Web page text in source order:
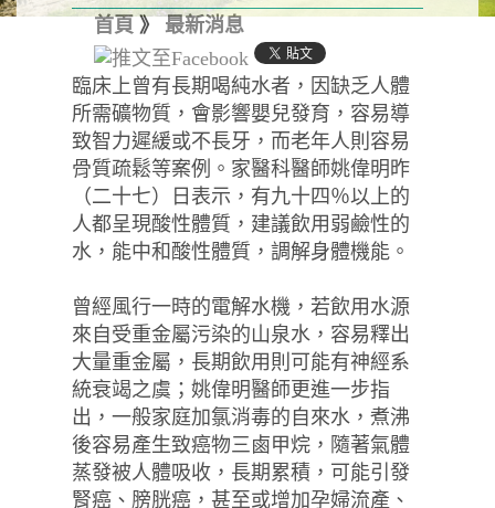
首頁 》 最新消息
臨床上曾有長期喝純水者，因缺乏人體
所需礦物質，會影響嬰兒發育，容易導
致智力遲緩或不長牙，而老年人則容易
骨質疏鬆等案例。家醫科醫師姚偉明昨
（二十七）日表示，有九十四％以上的
人都呈現酸性體質，建議飲用弱鹼性的
水，能中和酸性體質，調解身體機能。
曾經風行一時的電解水機，若飲用水源
來自受重金屬污染的山泉水，容易釋出
大量重金屬，長期飲用則可能有神經系
統衰竭之虞；姚偉明醫師更進一步指
出，一般家庭加氯消毒的自來水，煮沸
後容易產生致癌物三鹵甲烷，隨著氣體
蒸發被人體吸收，長期累積，可能引發
腎癌、膀胱癌，甚至或增加孕婦流產、